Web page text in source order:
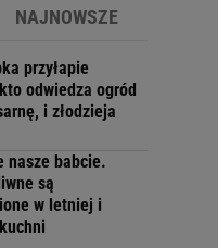
NAJNOWSZE
przyłapie
odwiedza ogród
i złodzieja
nasze babcie.
są
w letniej i